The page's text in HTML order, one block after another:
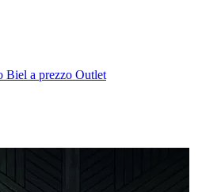
Biel a prezzo Outlet